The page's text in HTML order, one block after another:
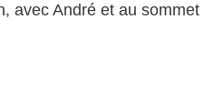
avec André et au sommet